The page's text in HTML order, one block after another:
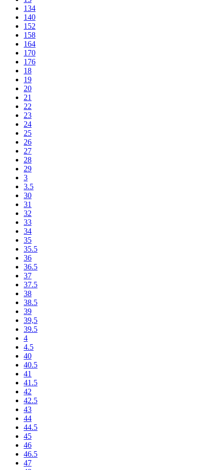
134
140
152
158
164
170
176
18
19
20
21
22
23
24
25
26
27
28
29
3
3.5
30
31
32
33
34
35
35.5
36
36.5
37
37.5
38
38.5
39
39,5
39.5
4
4.5
40
40.5
41
41.5
42
42.5
43
44
44.5
45
46
46.5
47